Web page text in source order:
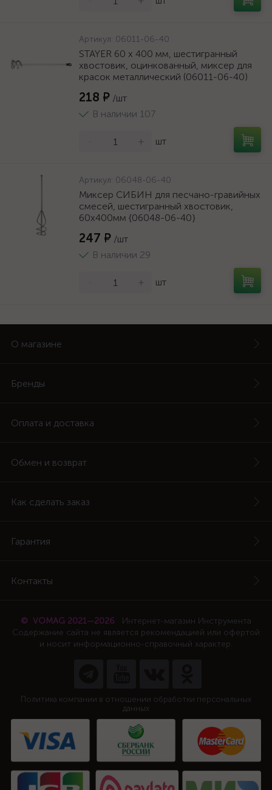
Артикул: 06011-06-40
STAYER 60 х 400 мм, шестигранный
хвостовик, оцинкованный, миксер для
красок металлический (06011-06-40)
218 ₽ /шт
В наличии 107
+ шт
Артикул: 06048-06-40
Миксер СИБИН для песчано-гравийных
смесей, шестигранный хвостовик,
60х400мм {06048-06-40}
247 ₽ /шт
В наличии 29
+ шт
О магазине
Бренды
Оплата и доставка
Обмен и возврат
Как сделать заказ
Гарантия
Контакты
© VOMAG 2021—2026
Интернет-магазин Инструмента
Содержание сайта не является рекомендацией или офертой
и носит информационно-справочный характер.
Политика компании в отношении обработки персональных
данных